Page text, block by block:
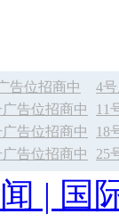
告位招商中
4
广告位招商中
11
广告位招商中
18
广告位招商中 25
| 国